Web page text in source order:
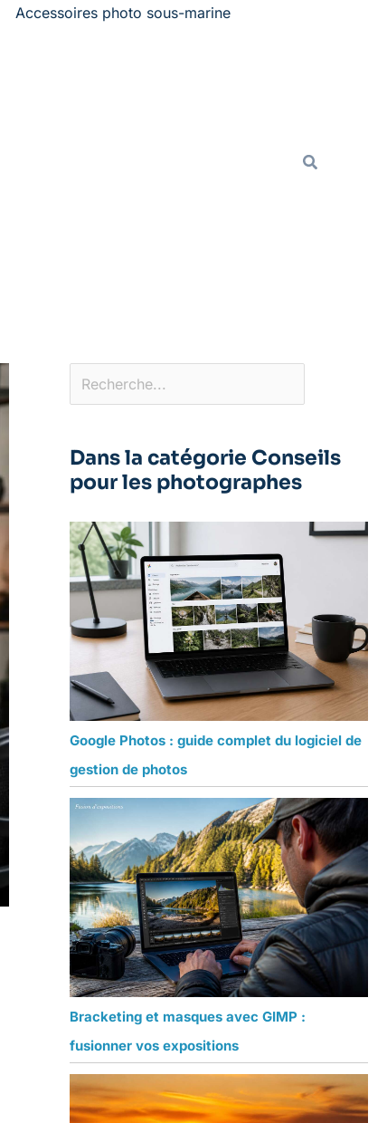
Accessoires photo sous-marine
Rechercher
Dans la catégorie Conseils
pour les photographes
Google Photos : guide complet du logiciel de
gestion de photos
Bracketing et masques avec GIMP :
fusionner vos expositions